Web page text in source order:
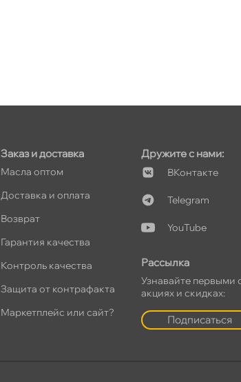
Заказ и доставка
Масла оптом
Доставка и оплата
озврат
Гарантия качества
Контроль качества
Защита от контрафакта
Маркетплейс или сайт?
Дружите с нами:
Контакте
Telegram
YouTube
Рассылка
Узнавайте
акциях и скидках:
Подписаться